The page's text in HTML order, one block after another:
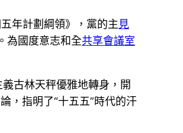
年計劃綱領》，黨的主見
為國度意志和全共享會議室
古林天秤優雅地轉身，開
，指明了“十五五”時代的汗